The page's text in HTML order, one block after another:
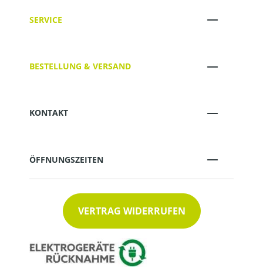
SERVICE
BESTELLUNG & VERSAND
KONTAKT
ÖFFNUNGSZEITEN
VERTRAG WIDERRUFEN